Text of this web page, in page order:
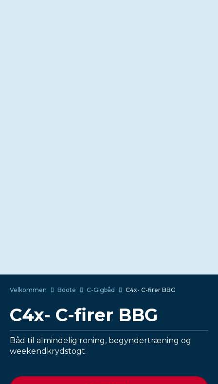
Velkommen Boote C-Gigbåd C4x- C-firer BBG
C4x- C-firer BBG
Båd til almindelig roning, begyndertræning og
weekendkrydstogt.